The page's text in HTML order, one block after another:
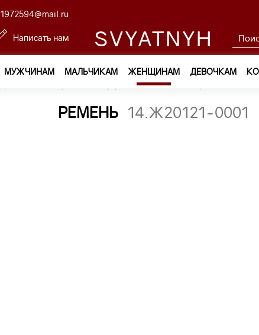
1972594@mail.ru
Написать нам SVYATNYH
МУЖЧИНАМ МАЛЬЧИКАМ ЖЕНЩИНАМ ДЕВОЧКАМ
— Ремни
РЕМЕНЬ 14.Ж20121-0001